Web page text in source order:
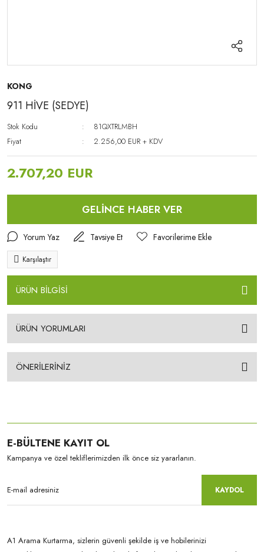
KONG
911 HİVE (SEDYE)
Stok Kodu
81QXTRLMBH
Fiyat
2.256,00 EUR + KDV
2.707,20 EUR
GELİNCE HABER VER
Yorum Yaz Tavsiye Et
Karşılaştır
ÜRÜN BİLGİSİ
ÜRÜN YORUMLARI
ÖNERİLERİNİZ
E-BÜLTENE KAYIT OL
Kampanya ve özel tekliflerimizden ilk önce siz yararlanın.
KAYDOL
A1 Arama Kurtarma, sizlerin güvenli şekilde iş ve hobilerinizi